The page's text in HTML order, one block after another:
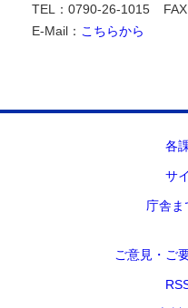
TEL：0790-26-1015
E-Mail： こちらから
各
サ
庁舎ま
ご意見・ご